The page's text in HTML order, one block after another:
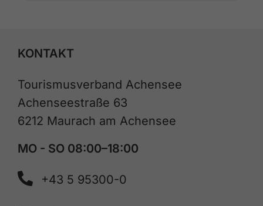
KONTAKT
Tourismusverband Achensee
Achenseestraße 63
6212 Maurach am Achensee
MO - SO 08:00–18:00
+43 5 95300-0